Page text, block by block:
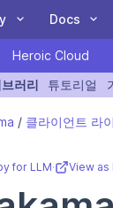
meta
Docs
COMMUNITY
Forum
Blog
Heroic Cloud
러리 튜토리얼
/ 클라이언트 라
for LLM· View as